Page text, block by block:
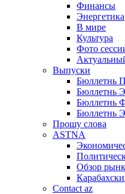
Финансы
Энергетика
В мире
Культура
Фото
Выпуски
Бюллетнь
Бюллетнь
Бюллетнь
Бюллетнь
Прошу слова
ASTNA
Обзор
Contact az